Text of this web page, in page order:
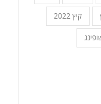
קיץ 2022